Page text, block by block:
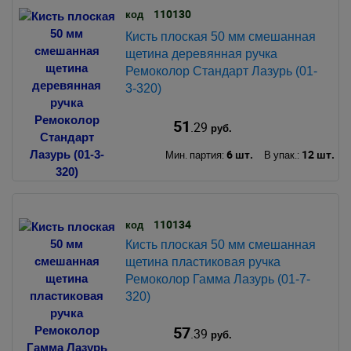
код 110130
Кисть плоская 50 мм смешанная
щетина деревянная ручка
Ремоколор Стандарт Лазурь (01-
3-320)
51.29 руб.
Мин. партия: 6 шт. В упак.: 12 шт.
код 110134
Кисть плоская 50 мм смешанная
щетина пластиковая ручка
Ремоколор Гамма Лазурь (01-7-
320)
57.39 руб.